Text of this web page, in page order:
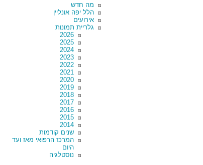
מה חדש
הלל יפה אונליין
אירועים
גלריית תמונות
2026
2025
2024
2023
2022
2021
2020
2019
2018
2017
2016
2015
2014
שנים קודמות
המרכז הרפואי מאז ועד
היום
נוסטלגיה